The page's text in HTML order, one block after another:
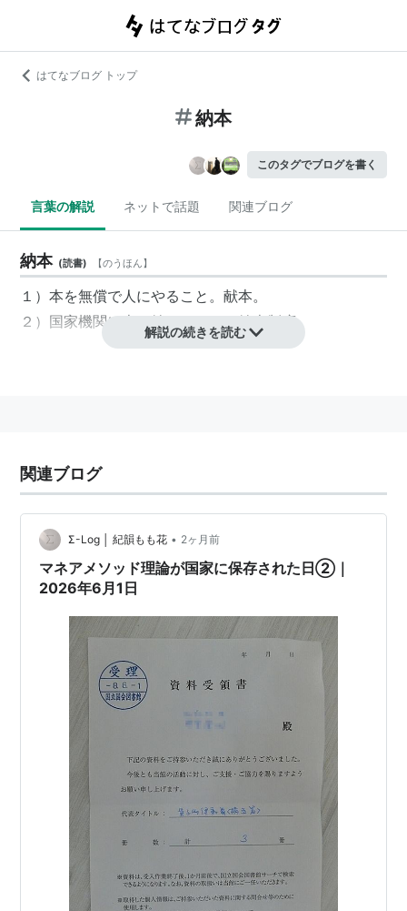
はてなブログ トップ
納本
このタグでブログを書く
言葉の解説 ネットで話題 関連ブログ
納本 (読書) 【のうほん】
１）本を無償で人にやること。献本。
２）国家機関に本を納めること。納本制度。
解説の続きを読む
関連ブログ
Σ-Log │ 紀韻もも花 • 2ヶ月前
マネアメソッド理論が国家に保存された日②｜
2026年6月1日